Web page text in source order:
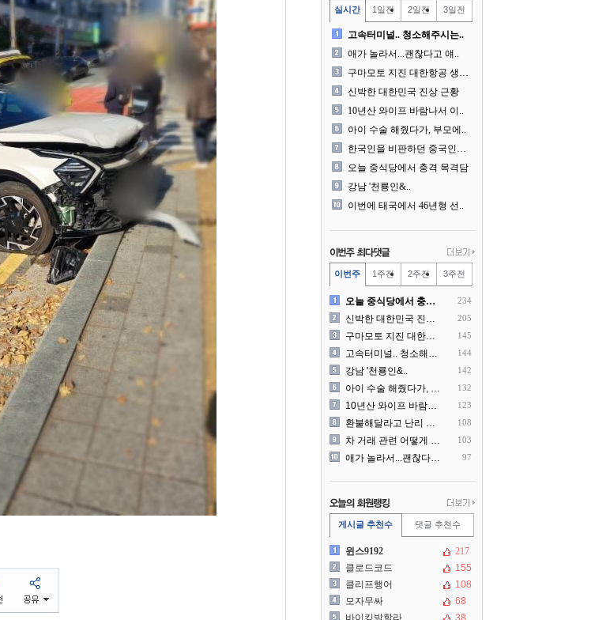
실시간 1일전 2일전 3일전
고속터미널.. 청소해주시는..
애가 놀라서...괜찮다고 얘..
구마모토 지진 대한항공 생수..
신박한 대한민국 진상 근황
10년산 와이프 바람나서 이..
아이 수술 해줬다가, 부모에..
한국인을 비판하던 중국인들의..
오늘 중식당에서 충격 목격담
강남 '천룡인&..
이번에 태국에서 46년형 선..
이번주 1주전 2주전 3주전
오늘 중식당에서 충격 목격담 234
신박한 대한민국 진상 근황 205
구마모토 지진 대한항공 생수.. 145
고속터미널.. 청소해주시는.. 144
강남 '천룡인&.. 142
아이 수술 해줬다가, 부모에.. 132
10년산 와이프 바람나서 이.. 123
환불해달라고 난리 난 미국 .. 108
차 거래 관련 어떻게 대처해.. 103
애가 놀라서...괜찮다고 얘.. 97
게시글 추천수 댓글 추천수
윈스9192
217
클로드코드
155
클리프행어
108
모자무싸
68
바이킹발할라
38